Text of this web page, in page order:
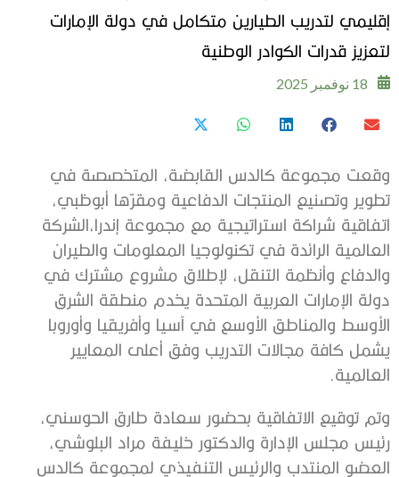
إقليمي لتدريب الطيارين متكامل في دولة الإمارات
لتعزيز قدرات الكوادر الوطنية
18 نوفمبر 2025
وقعت مجموعة كالدس القابضة، المتخصصة في
تطوير وتصنيع المنتجات الدفاعية ومقرّها أبوظبي،
اتفاقية شراكة استراتيجية مع مجموعة إندرا،الشركة
العالمية الرائدة في تكنولوجيا المعلومات والطيران
والدفاع وأنظمة التنقل، لإطلاق مشروع مشترك في
دولة الإمارات العربية المتحدة يخدم منطقة الشرق
الأوسط والمناطق الأوسع في آسيا وأفريقيا وأوروبا
يشمل كافة مجالات التدريب وفق أعلى المعايير
العالمية.
وتم توقيع الاتفاقية بحضور سعادة طارق الحوسني،
رئيس مجلس الإدارة والدكتور خليفة مراد البلوشي،
العضو المنتدب والرئيس التنفيذي لمجموعة كالدس